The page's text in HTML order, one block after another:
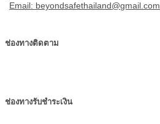
Email: beyondsafethailand@gmail.com
ช่องทางติดตาม
ช่องทางรับชำระเงิน